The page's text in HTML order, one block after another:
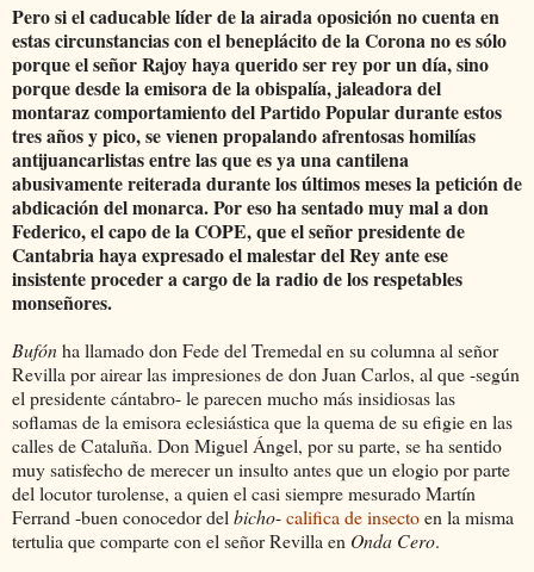
Pero si el caducable líder de la airada oposición no cuenta en
estas circunstancias con el beneplácito de la Corona no es sólo
porque el señor Rajoy haya querido ser rey por un día, sino
porque desde la emisora de la obispalía, jaleadora del
montaraz comportamiento del Partido Popular durante estos
tres años y pico, se vienen propalando afrentosas homilías
antijuancarlistas entre las que es ya una cantilena
abusivamente reiterada durante los últimos meses la petición de
abdicación del monarca. Por eso ha sentado muy mal a don
Federico, el capo de la COPE, que el señor presidente de
Cantabria haya expresado el malestar del Rey ante ese
insistente proceder a cargo de la radio de los respetables
monseñores.
Bufónha llamado don Fede del Tremedal en su columna al señor
Revilla por airear las impresiones de don Juan Carlos, al que -según
el presidente cántabro- le parecen mucho más insidiosas las
soflamas de la emisora eclesiástica que la quema de su efigie en las
calles de Cataluña. Don Miguel Ángel, por su parte, se ha sentido
muy satisfecho de merecer un insulto antes que un elogio por parte
del locutor turolense, a quien el casi siempre mesurado Martín
Ferrand -buen conocedor del bicho-califica de insectoen la misma
tertulia que comparte con el señor Revilla en Onda Cero.